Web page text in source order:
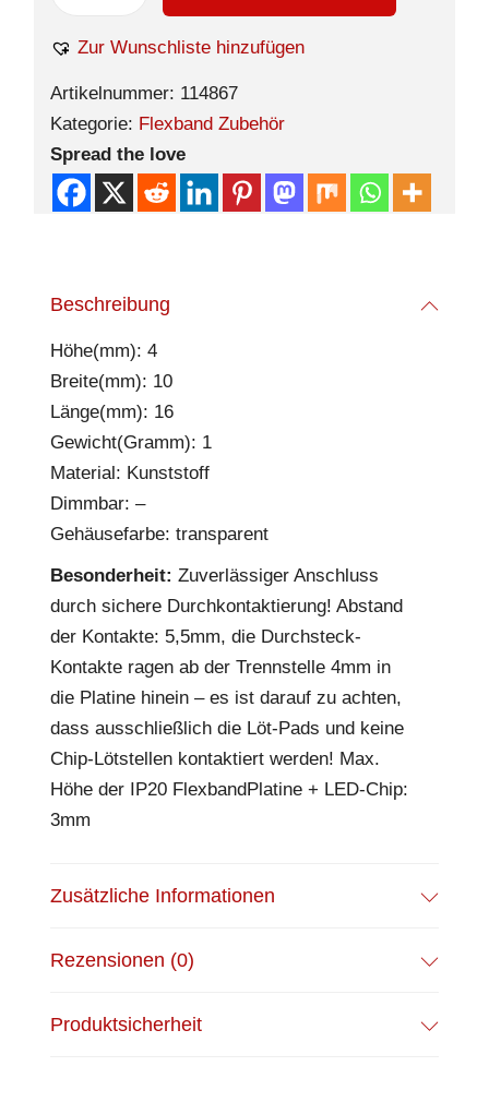
Zur Wunschliste hinzufügen
Artikelnummer: 114867
Kategorie: Flexband Zubehör
Spread the love
Beschreibung
Höhe(mm): 4
Breite(mm): 10
Länge(mm): 16
Gewicht(Gramm): 1
Material: Kunststoff
Dimmbar: –
Gehäusefarbe: transparent
Besonderheit: Zuverlässiger Anschluss
durch sichere Durchkontaktierung! Abstand
der Kontakte: 5,5mm, die Durchsteck-
Kontakte ragen ab der Trennstelle 4mm in
die Platine hinein – es ist darauf zu achten,
dass ausschließlich die Löt-Pads und keine
Chip-Lötstellen kontaktiert werden! Max.
Höhe der IP20 FlexbandPlatine + LED-Chip:
3mm
Zusätzliche Informationen
Rezensionen (0)
Produktsicherheit